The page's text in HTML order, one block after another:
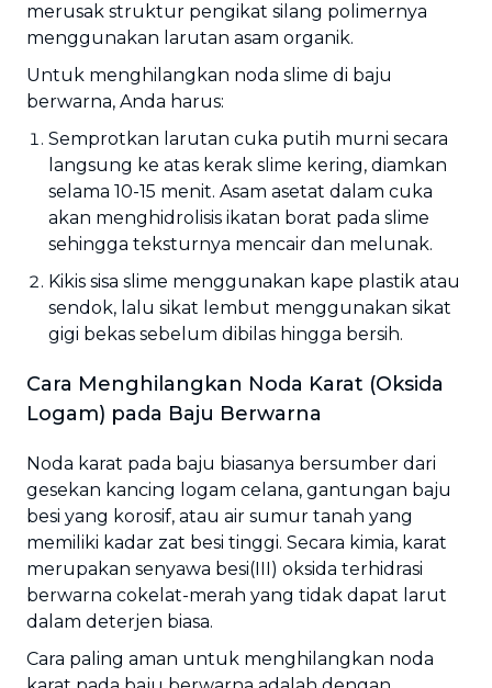
merusak struktur pengikat silang polimernya
menggunakan larutan asam organik.
Untuk menghilangkan noda slime di baju
berwarna, Anda harus:
Semprotkan larutan cuka putih murni secara
langsung ke atas kerak slime kering, diamkan
selama 10-15 menit. Asam asetat dalam cuka
akan menghidrolisis ikatan borat pada slime
sehingga teksturnya mencair dan melunak.
Kikis sisa slime menggunakan kape plastik atau
sendok, lalu sikat lembut menggunakan sikat
gigi bekas sebelum dibilas hingga bersih.
Cara Menghilangkan Noda Karat (Oksida
Logam) pada Baju Berwarna
Noda karat pada baju biasanya bersumber dari
gesekan kancing logam celana, gantungan baju
besi yang korosif, atau air sumur tanah yang
memiliki kadar zat besi tinggi. Secara kimia, karat
merupakan senyawa besi(III) oksida terhidrasi
berwarna cokelat-merah yang tidak dapat larut
dalam deterjen biasa.
Cara paling aman untuk menghilangkan noda